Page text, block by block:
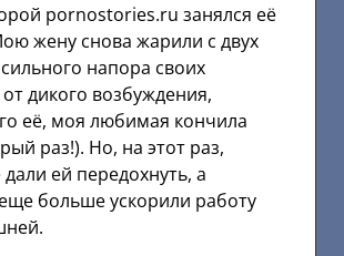
pornostories.ru занялся её
жену снова жарили с двух
напора своих
дикого возбуждения,
её, моя любимая кончила
раз!). Но, на этот раз,
ей передохнуть, а
больше ускорили работу